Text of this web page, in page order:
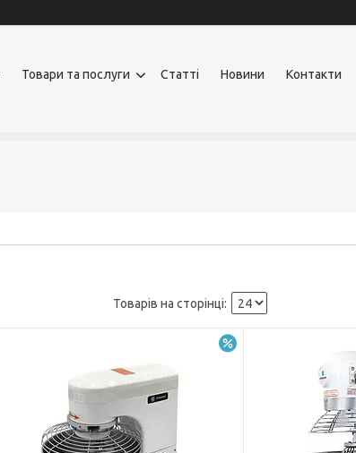
Товари та послуги Статті Новини Контакти